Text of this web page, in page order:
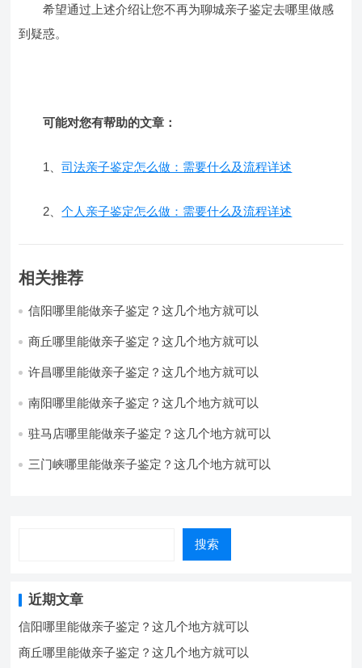
希望通过上述介绍让您不再为聊城亲子鉴定去哪里做感
到疑惑。
可能对您有帮助的文章：
1、司法亲子鉴定怎么做：需要什么及流程详述
2、个人亲子鉴定怎么做：需要什么及流程详述
相关推荐
信阳哪里能做亲子鉴定？这几个地方就可以
商丘哪里能做亲子鉴定？这几个地方就可以
许昌哪里能做亲子鉴定？这几个地方就可以
南阳哪里能做亲子鉴定？这几个地方就可以
驻马店哪里能做亲子鉴定？这几个地方就可以
三门峡哪里能做亲子鉴定？这几个地方就可以
搜索
近期文章
信阳哪里能做亲子鉴定？这几个地方就可以
商丘哪里能做亲子鉴定？这几个地方就可以